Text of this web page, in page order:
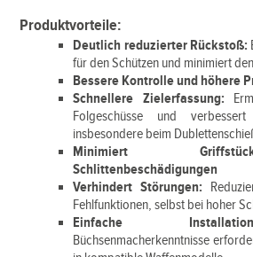
Produktvorteile:
Deutlich reduzierter Rückstoß:
für den Schützen und minimiert
Bessere Kontrolle und höhere
Schnellere Zielerfassung:
Folgeschüsse und
insbesondere beim
Minimiert
Schlittenbeschädigungen
Verhindert Störungen:
Fehlfunktionen, selbst bei hoher
Einfache
Büchsenmacherkenntnisse